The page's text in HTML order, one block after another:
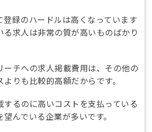
登録のハードルは高くなっています
求人は非常の質が高いものばかり
ーチへの求人掲載費用は、その他の
りも比較的高額だからです。
るのに高いコストを支払っている
んでいる企業が多いです。